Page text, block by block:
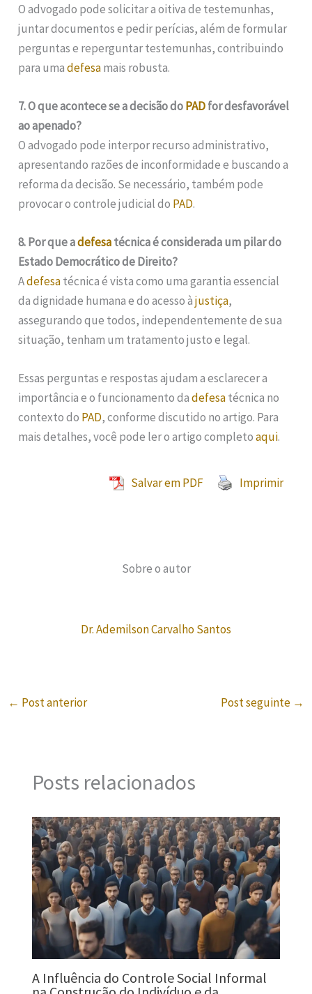
O advogado pode solicitar a oitiva de testemunhas,
juntar documentos e pedir perícias, além de formular
perguntas e reperguntar testemunhas, contribuindo
para umadefesamais robusta.
7. O que acontece se a decisão doPADfor desfavorável
ao apenado?
O advogado pode interpor recurso administrativo,
apresentando razões de inconformidade e buscando a
reforma da decisão. Se necessário, também pode
provocar o controle judicial do PAD.
8. Por que adefesatécnica é considerada um pilar do
Estado Democrático de Direito?
Adefesatécnica é vista como uma garantia essencial
da dignidade humana e do acesso àjustiça,
assegurando que todos, independentemente de sua
situação, tenham um tratamento justo e legal.
Essas perguntas e respostas ajudam a esclarecer a
importância e o funcionamento dadefesatécnica no
contexto do PAD, conforme discutido no artigo. Para
mais detalhes, você pode ler o artigo completoaqui.
Salvar em PDF Imprimir
Sobre o autor
Dr. Ademilson Carvalho Santos
← Post anterior Post seguinte →
Posts relacionados
A Influência do Controle Social Informal